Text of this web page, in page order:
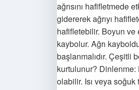
ağrısını hafifletmede
gidererek ağrıyı
hafifletebilir. Boyun ve
kaybolur. Ağrı
başlanmalıdır. Çeşitli
kurtulunur? Dinlenme:
olabilir. Isı veya